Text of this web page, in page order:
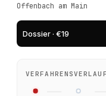
Offenbach am Main
Dossier · €19
VERFAHRENSVERLAUF